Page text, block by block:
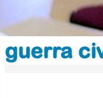
guerra